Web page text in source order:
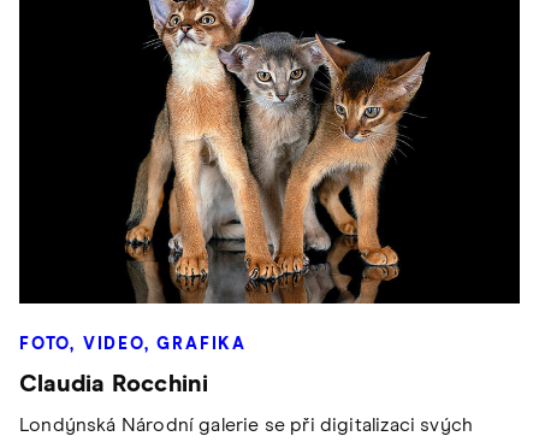
FOTO, VIDEO, GRAFIKA
Claudia Rocchini
Londýnská Národní galerie se při digitalizaci svých